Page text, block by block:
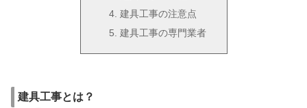
建具工事の注意点
建具工事の専門業者
建具工事とは？